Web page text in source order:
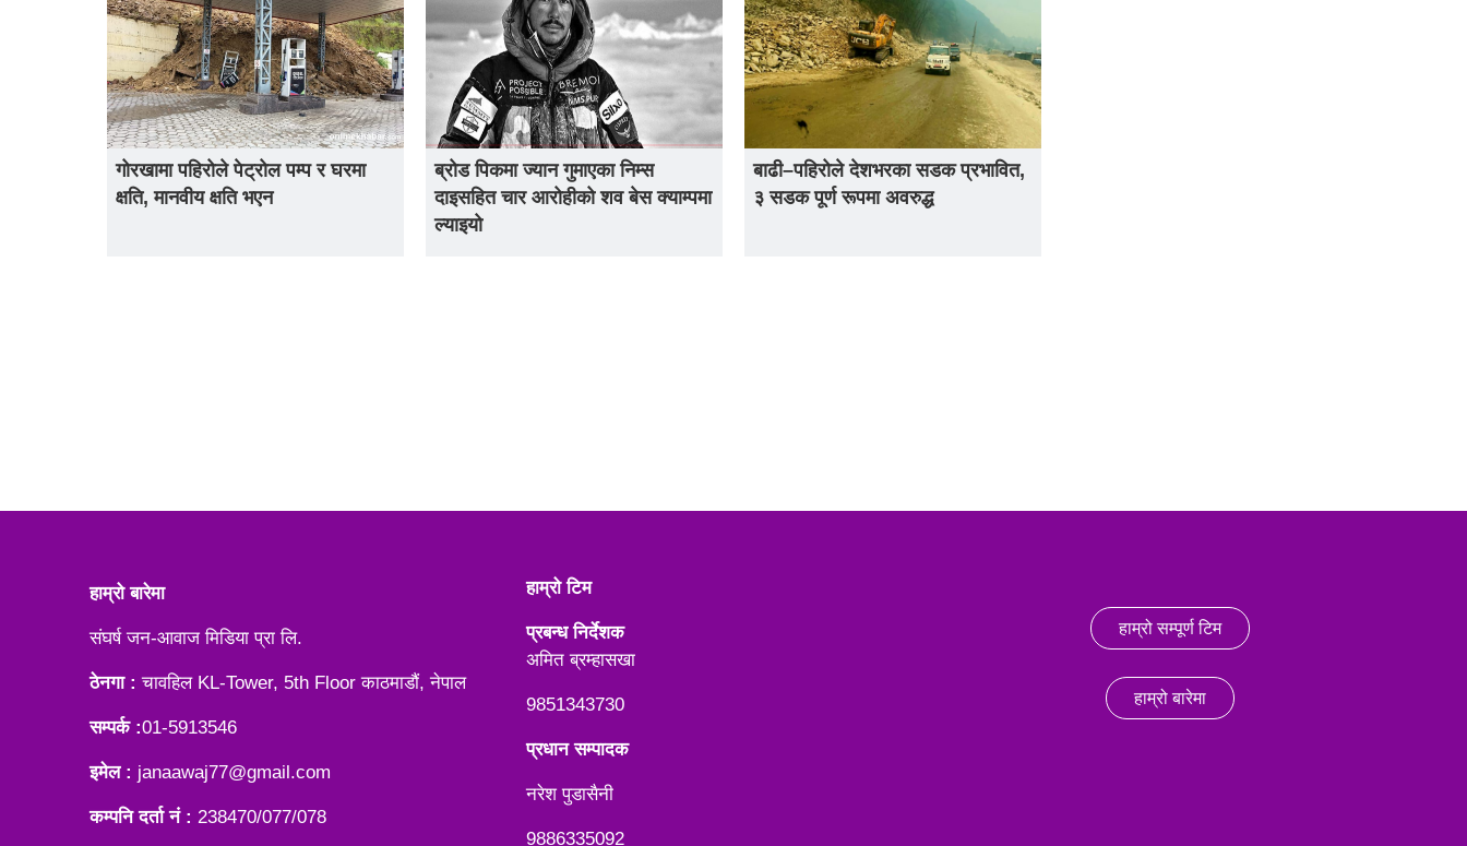
गोरखामा पहिरोले पेट्रोल पम्प र घरमा
क्षति, मानवीय क्षति भएन
ब्रोड पिकमा ज्यान गुमाएका निम्स
दाइसहित चार आरोहीको शव बेस क्याम्पमा
ल्याइयो
बाढी–पहिरोले देशभरका सडक प्रभावित,
३ सडक पूर्ण रूपमा अवरुद्ध
हाम्रो बारेमा
संघर्ष जन-आवाज मिडिया प्रा लि.
ठेनगा : चावहिल KL-Tower, 5th Floor काठमाडौं, नेपाल
सम्पर्क :01-5913546
इमेल : janaawaj77@gmail.com
कम्पनि दर्ता नं : 238470/077/078
हाम्रो टिम
प्रबन्ध निर्देशक
अमित ब्रम्हासखा
9851343730
प्रधान सम्पादक
नरेश पुडासैनी
9886335092
हाम्रो सम्पूर्ण टिम
हाम्रो बारेमा